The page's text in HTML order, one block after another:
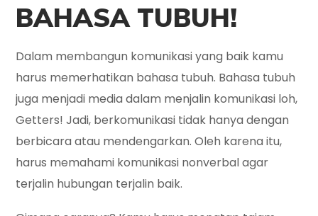
BAHASA TUBUH!
Dalam membangun komunikasi yang baik kamu
harus memerhatikan bahasa tubuh. Bahasa tubuh
juga menjadi media dalam menjalin komunikasi loh,
Getters! Jadi, berkomunikasi tidak hanya dengan
berbicara atau mendengarkan. Oleh karena itu,
harus memahami komunikasi nonverbal agar
terjalin hubungan terjalin baik.